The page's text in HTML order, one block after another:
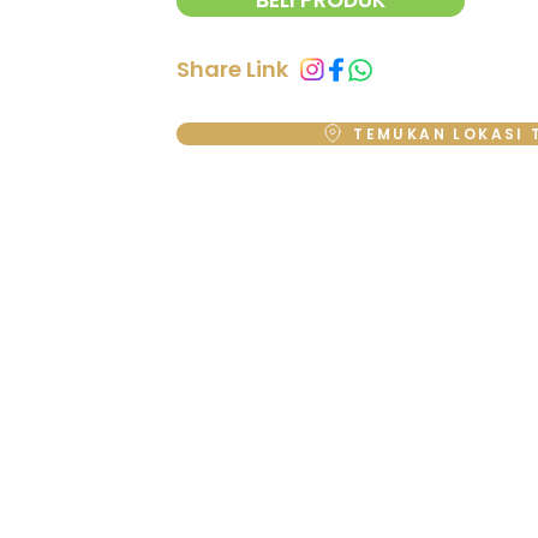
Share Link
TEMUKAN LOKASI